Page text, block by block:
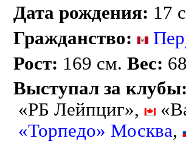
Дата рождения: 17
Гражданство:
Рост: 169 см.Вес:
Выступал за
«РБ Лейпциг»,
«Торпедо» Москва,